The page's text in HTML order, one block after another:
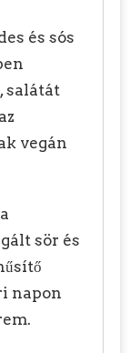
és sós
salátát
vegán
sör és
napon